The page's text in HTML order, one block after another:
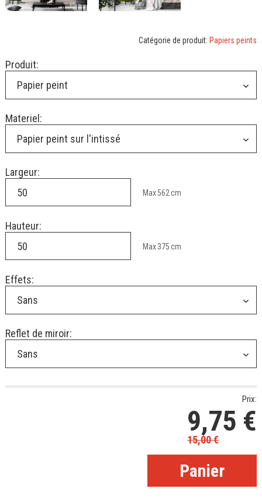
Catégorie de produit: Papiers peints
Produit:
Papier peint
Materiel:
Papier peint sur l'intissé
Largeur:
Max562cm
Hauteur:
Max375cm
Effets:
Sans
Reflet de miroir:
Sans
Prix:
9,75 €
15,00€